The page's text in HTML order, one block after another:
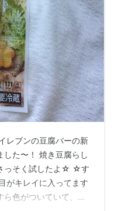
レブンの豆腐バーの新
した〜！ 焼き豆腐らし
っそく試したよ☆ ☆す
がキレイに入ってます
色がついていて、味